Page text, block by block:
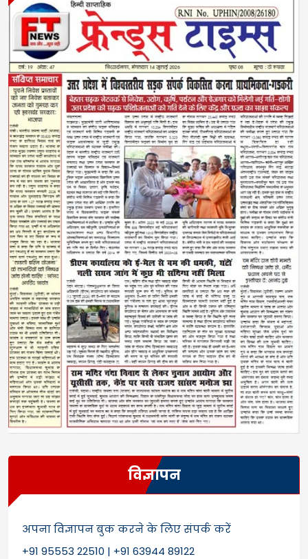
विज्ञापन
अपना विज्ञापन बुक करने के लिए संपर्क करें
+91 95553 22510 | +91 63944 89122